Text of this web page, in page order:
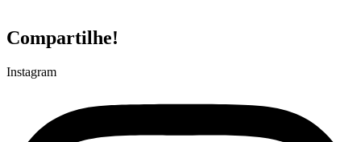
Compartilhe!
Instagram